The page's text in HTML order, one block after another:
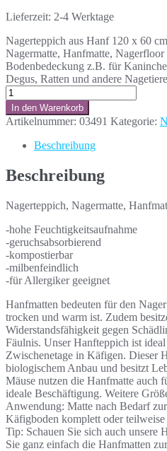
Lieferzeit: 2-4 Werktage
Nagerteppich aus Hanf 120 x 60
Nagermatte, Hanfmatte,
Bodenbedeckung z.B. für
Degus, Ratten und andere
In den Warenkorb
Artikelnummer: 03491 Kategorie:
Beschreibung
Beschreibung
Nagerteppich, Nagermatte,
-hohe Feuchtigkeitsaufnahme
-geruchsabsorbierend
-kompostierbar
-milbenfeindlich
-für Allergiker geeignet
Hanfmatten bedeuten für den
trocken und warm ist. Zudem
Widerstandsfähigkeit gegen
Fäulnis. Unser Hanfteppich ist
Zwischenetage in Käfigen. Dieser
biologischem Anbau und besitzt
Mäuse nutzen die Hanfmatte auch
ideale Beschäftigung. Weitere
Anwendung: Matte nach Bedarf
Käfigboden komplett oder teilweise
Tip: Schauen Sie sich auch unsere
Sie ganz einfach die Hanfmatten